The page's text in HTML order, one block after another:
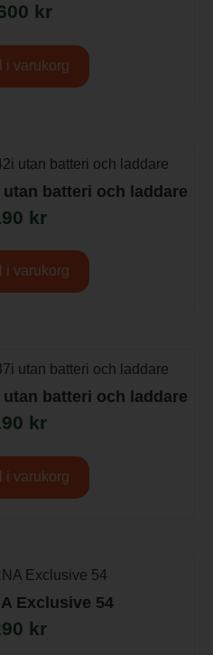
kr
i varukorg
utan batteri och laddare
kr
i varukorg
utan batteri och laddare
kr
i varukorg
Exclusive 54
kr